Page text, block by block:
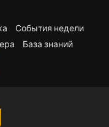
События недели
База знаний